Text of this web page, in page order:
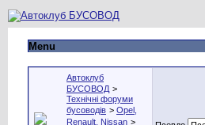
Menu
Автоклуб
БУСОВОД >
Технічні форуми
бусоводів > Opel,
Renault, Nissan >